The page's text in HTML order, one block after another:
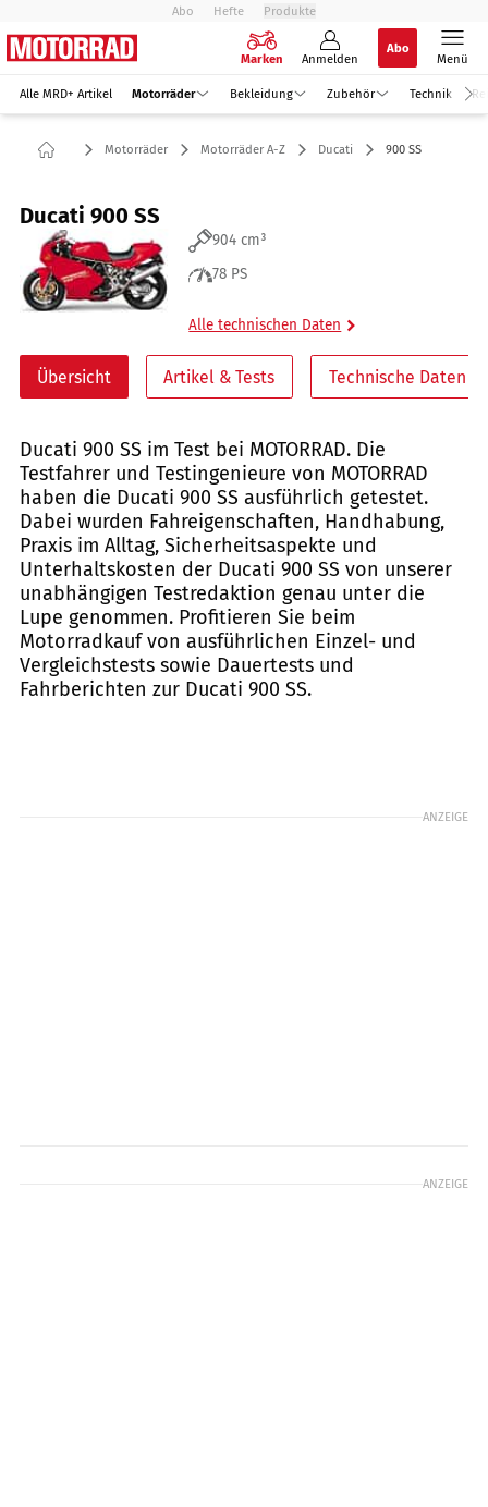
Abo Hefte Produkte
Marken Anmelden
Abo
Menü
Alle MRD+ Artikel Motorräder Bekleidung Zubehör Technik
Motorräder Motorräder A-Z Ducati 900 SS
Ducati 900 SS
904 cm³
78 PS
Alle technischen Daten
Übersicht Artikel & Tests Technische Daten
Ducati 900 SS im Test bei MOTORRAD. Die
Testfahrer und Testingenieure von MOTORRAD
haben die Ducati 900 SS ausführlich getestet.
Dabei wurden Fahreigenschaften, Handhabung,
Praxis im Alltag, Sicherheitsaspekte und
Unterhaltskosten der Ducati 900 SS von unserer
unabhängigen Testredaktion genau unter die
Lupe genommen. Profitieren Sie beim
Motorradkauf von ausführlichen Einzel- und
Vergleichstests sowie Dauertests und
Fahrberichten zur Ducati 900 SS.
ANZEIGE
ANZEIGE